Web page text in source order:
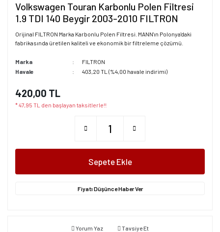
Volkswagen Touran Karbonlu Polen Filtresi
1.9 TDI 140 Beygir 2003-2010 FILTRON
Orijinal FILTRON Marka Karbonlu Polen Filtresi. MANN'ın Polonya'daki
fabrikasında üretilen kaliteli ve ekonomik bir filtreleme çözümü.
Marka
FILTRON
Havale
403,20 TL (%4,00 havale indirimi)
420,00 TL
* 47,95 TL den başlayan taksitlerle!!
Sepete Ekle
Fiyatı Düşünce Haber Ver
Yorum Yaz Tavsiye Et